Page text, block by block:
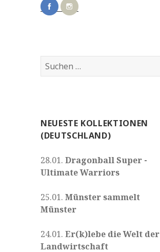
Suchen
nach:
NEUESTE KOLLEKTIONEN
(DEUTSCHLAND)
28.01.Dragonball Super -
Ultimate Warriors
25.01.Münster sammelt
Münster
24.01.Er(k)lebe die Welt der
Landwirtschaft